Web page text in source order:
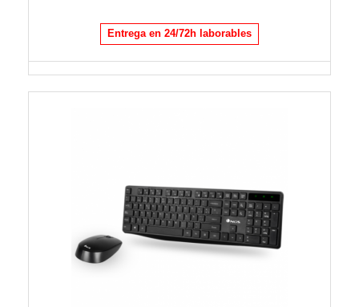
Entrega en 24/72h laborables